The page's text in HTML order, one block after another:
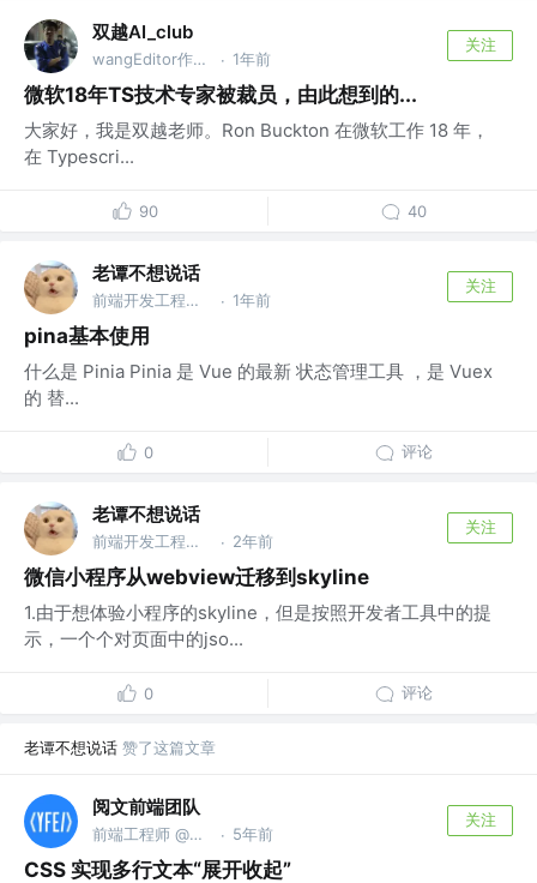
双越AI_club
wangEditor作者，慕课网讲师 · 1年前
关注
微软18年TS技术专家被裁员，由此想到的...
大家好，我是双越老师。Ron Buckton 在微软工作 18 年，
在 Typescri...
90 40
老谭不想说话
前端开发工程师 @广州某小公司 · 1年前
关注
pina基本使用
什么是 Pinia Pinia 是 Vue 的最新 状态管理工具 ，是 Vuex
的 替...
0 评论
老谭不想说话
前端开发工程师 @广州某小公司 · 2年前
关注
微信小程序从webview迁移到skyline
1.由于想体验小程序的skyline，但是按照开发者工具中的提
示，一个个对页面中的jso...
0 评论
老谭不想说话 赞了这篇文章
阅文前端团队
前端工程师 @上海阅文信息技术有限公司 · 5年前
关注
CSS 实现多行文本“展开收起”